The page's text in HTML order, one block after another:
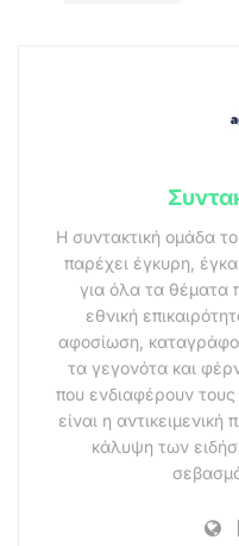
Η συντακτική ομάδα
παρέχει έγκυρη,
για όλα τα θέματα
εθνική
αφοσίωση,
τα γεγονότα και
που ενδιαφέρουν
είναι η
κάλυψη των